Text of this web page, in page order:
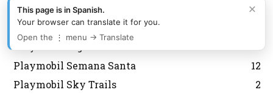
Playmobil regreso al futuro
10
Playmobil Scooby Doo
Playmobil segunda mano
Playmobil Semana Santa
12
Playmobil Sky Trails
2
×
This page is in Spanish.
Your browser can translate it for you.
Open the ⋮ menu → Translate